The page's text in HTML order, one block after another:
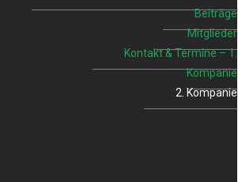
Beiträge
Mitglieder
Kontakt & Termine – 1.
Kompanie
2. Kompanie